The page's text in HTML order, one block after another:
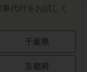
代行をお試しく
千葉県
京都府